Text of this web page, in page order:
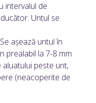
intervalul de
Untul se
așează untul în
prealabil la 7-8 mm
aluatului peste unt,
(neacoperite de